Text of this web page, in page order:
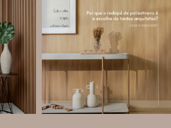
é
que
Os rodapés de poliestireno
conquistaram espaço na arquitetura
porque unem estética, praticidade e
desempenho em um único produto.
Diferente